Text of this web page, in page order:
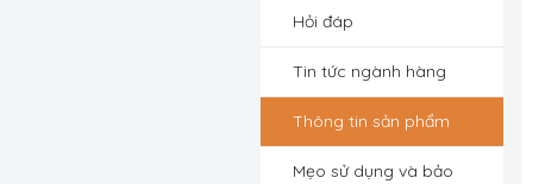
Hỏi đáp
Tin tức ngành hàng
Thông tin sản phẩm
Mẹo sử dụng và bảo